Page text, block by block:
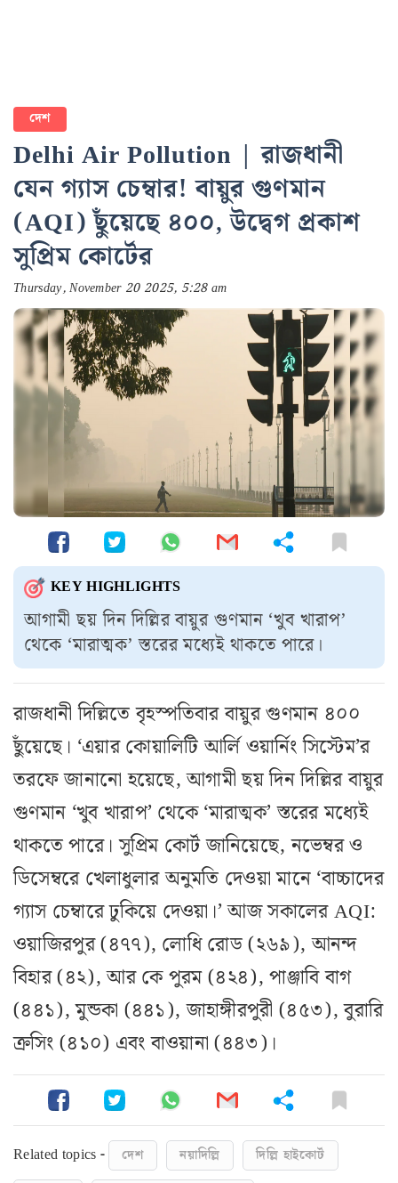
দেশ
Delhi Air Pollution | রাজধানী
যেন গ্যাস চেম্বার! বায়ুর গুণমান
(AQI) ছুঁয়েছে ৪০০, উদ্বেগ প্রকাশ
সুপ্রিম কোর্টের
Thursday, November 20 2025, 5:28 am
KEY HIGHLIGHTS
আগামী ছয় দিন দিল্লির বায়ুর গুণমান ‘খুব খারাপ’
থেকে ‘মারাত্মক’ স্তরের মধ্যেই থাকতে পারে।
রাজধানী দিল্লিতে বৃহস্পতিবার বায়ুর গুণমান ৪০০
ছুঁয়েছে। ‘এয়ার কোয়ালিটি আর্লি ওয়ার্নিং সিস্টেম’র
তরফে জানানো হয়েছে, আগামী ছয় দিন দিল্লির বায়ুর
গুণমান ‘খুব খারাপ’ থেকে ‘মারাত্মক’ স্তরের মধ্যেই
থাকতে পারে। সুপ্রিম কোর্ট জানিয়েছে, নভেম্বর ও
ডিসেম্বরে খেলাধুলার অনুমতি দেওয়া মানে ‘বাচ্চাদের
গ্যাস চেম্বারে ঢুকিয়ে দেওয়া।’ আজ সকালের AQI:
ওয়াজিরপুর (৪৭৭), লোধি রোড (২৬৯), আনন্দ
বিহার (৪২), আর কে পুরম (৪২৪), পাঞ্জাবি বাগ
(৪৪১), মুন্ডকা (৪৪১), জাহাঙ্গীরপুরী (৪৫৩), বুরারি
ক্রসিং (৪১০) এবং বাওয়ানা (৪৪৩)।
Related topics - দেশ নয়াদিল্লি
দিল্লি হাইকোর্ট